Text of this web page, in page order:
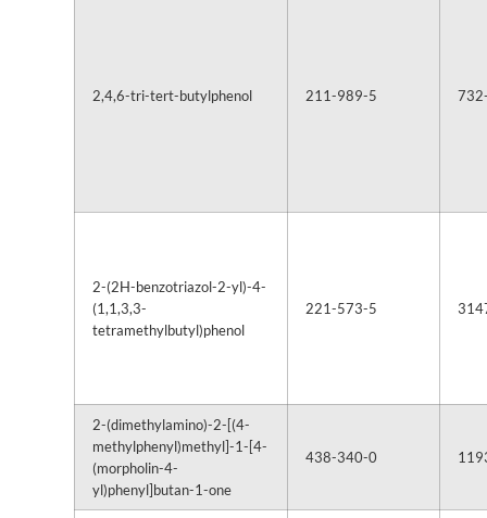
2,4,6-tri-tert-butylphenol 211-989-5
2-(2H-benzotriazol-2-yl)-4-
(1,1,3,3-
tetramethylbutyl)phenol
221-573-5
2-(dimethylamino)-2-[(4-
methylphenyl)methyl]-1-[4-
(morpholin-4-
yl)phenyl]butan-1-one
438-340-0